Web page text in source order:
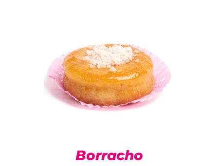
Borracho